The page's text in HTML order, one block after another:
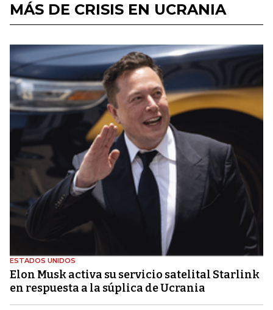
MÁS DE CRISIS EN UCRANIA
ESTADOS UNIDOS
Elon Musk activa su servicio satelital Starlink
en respuesta a la súplica de Ucrania